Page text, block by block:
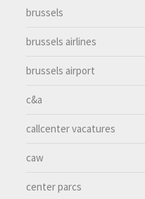
brussels
brussels airlines
brussels airport
c&a
callcenter vacatures
caw
center parcs